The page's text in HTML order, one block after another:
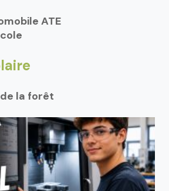
ATE
la forêt